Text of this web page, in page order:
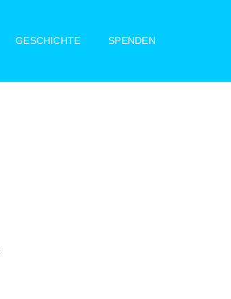
GESCHICHTE SPENDEN